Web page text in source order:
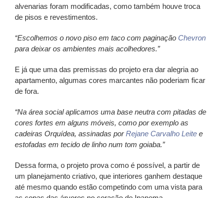
alvenarias foram modificadas, como também houve troca
de pisos e revestimentos.
“Escolhemos o novo piso em taco com paginação Chevron
para deixar os ambientes mais acolhedores.”
E já que uma das premissas do projeto era dar alegria ao
apartamento, algumas cores marcantes não poderiam ficar
de fora.
“Na área social aplicamos uma base neutra com pitadas de
cores fortes em alguns móveis, como por exemplo as
cadeiras Orquídea, assinadas porRejane Carvalho Leite e
estofadas em tecido de linho num tom goiaba.”
Dessa forma, o projeto prova como é possível, a partir de
um planejamento criativo, que interiores ganhem destaque
até mesmo quando estão competindo com uma vista para